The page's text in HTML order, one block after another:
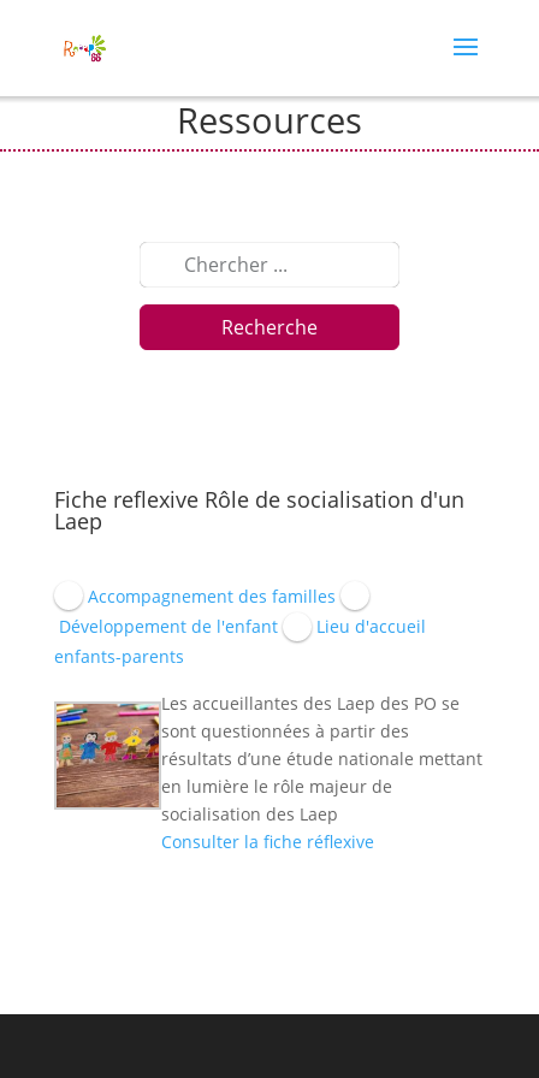
Ressources
Recherche
Fiche reflexive Rôle de socialisation d'un
Laep
Accompagnement des familles
Développement de l'enfant
Lieu d'accueil
enfants-parents
Les accueillantes des Laep des PO se
sont questionnées à partir des
résultats d’une étude nationale mettant
en lumière le rôle majeur de
socialisation des Laep
Consulter la fiche réflexive